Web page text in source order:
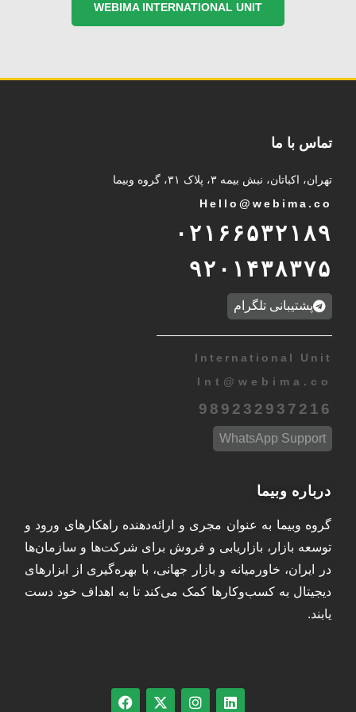
WEBIMA INTERNATIONAL UNIT
تماس با ما
تهران، اکباتان، نبش بیمه ۳، پلاک ۳۱، گروه وبیما
Hello@webima.co
۰۲۱۶۶۵۳۲۱۸۹
۹۲۰۱۴۳۸۳۷۵
پشتیبانی تلگرام
International Unit
Int @ webima.co
989232937216
WhatsApp Support
درباره وبیما
گروه وبیما به عنوان مجری و ارائه‌دهنده راهکارهای ورود و
توسعه بازار، بازاریابی و فروش برای شرکت‌ها و سازمان‌ها
در ایران، خاورمیانه و بازار جهانی، با بهره‌گیری از ابزارهای
دیجیتال به کسب‌وکارها کمک می‌کند تا به اهداف خود دست
یابند.